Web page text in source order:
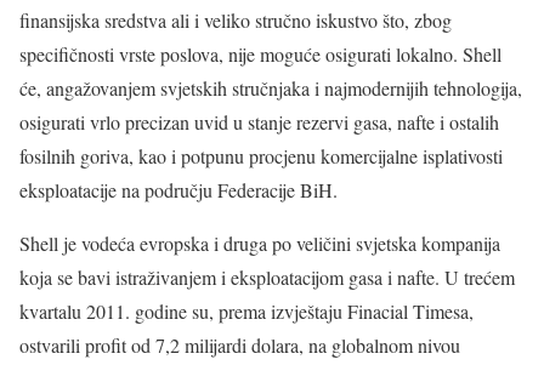
finansijska sredstva ali i veliko stručno iskustvo što, zbog
specifičnosti vrste poslova, nije moguće osigurati lokalno. Shell
će, angažovanjem svjetskih stručnjaka i najmodernijih tehnologija,
osigurati vrlo precizan uvid u stanje rezervi gasa, nafte i ostalih
fosilnih goriva, kao i potpunu procjenu komercijalne isplativosti
eksploatacije na području Federacije BiH.
Shell je vodeća evropska i druga po veličini svjetska kompanija
koja se bavi istraživanjem i eksploatacijom gasa i nafte. U trećem
kvartalu 2011. godine su, prema izvještaju Finacial Timesa,
ostvarili profit od 7,2 milijardi dolara, na globalnom nivou